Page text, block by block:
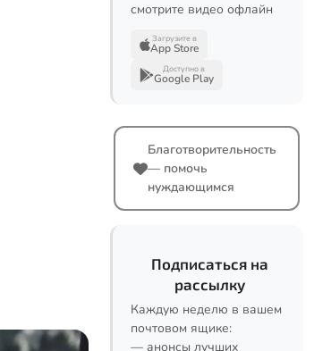
смотрите видео офлайн
Загрузите в
App Store
Доступно в
Google Play
Благотворительность
— помочь
нуждающимся
Подписаться на
рассылку
Каждую неделю в вашем
почтовом ящике:
— анонсы лучших